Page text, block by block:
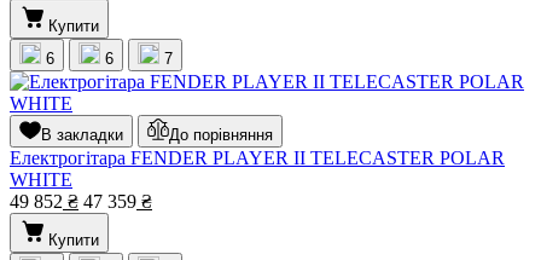
Купити
6
6 7
В закладки До порівняння
Електрогітара FENDER PLAYER II TELECASTER POLAR
WHITE
49 852 ₴ 47 359 ₴
Купити